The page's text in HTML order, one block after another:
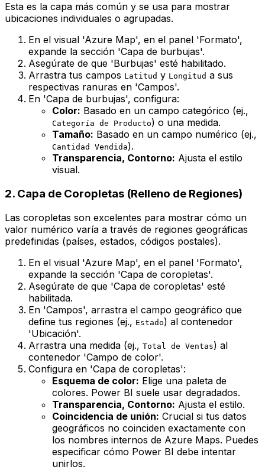
Esta es la capa más común y se usa para mostrar
ubicaciones individuales o agrupadas.
En el visual 'Azure Map', en el panel 'Formato',
expande la sección 'Capa de burbujas'.
Asegúrate de que 'Burbujas' esté habilitado.
Arrastra tus campos Latitud y Longitud a sus
respectivas ranuras en 'Campos'.
En 'Capa de burbujas', configura:
Color: Basado en un campo categórico (ej.,
Categoría de Producto) o una medida.
Tamaño: Basado en un campo numérico (ej.,
Cantidad Vendida).
Transparencia, Contorno: Ajusta el estilo
visual.
2. Capa de Coropletas (Relleno de Regiones)
Las coropletas son excelentes para mostrar cómo un
valor numérico varía a través de regiones geográficas
predefinidas (países, estados, códigos postales).
En el visual 'Azure Map', en el panel 'Formato',
expande la sección 'Capa de coropletas'.
Asegúrate de que 'Capa de coropletas' esté
habilitada.
En 'Campos', arrastra el campo geográfico que
define tus regiones (ej., Estado) al contenedor
'Ubicación'.
Arrastra una medida (ej., Total de Ventas) al
contenedor 'Campo de color'.
Configura en 'Capa de coropletas':
Esquema de color: Elige una paleta de
colores. Power BI suele usar degradados.
Transparencia, Contorno: Ajusta el estilo.
Coincidencia de unión: Crucial si tus datos
geográficos no coinciden exactamente con
los nombres internos de Azure Maps. Puedes
especificar cómo Power BI debe intentar
unirlos.